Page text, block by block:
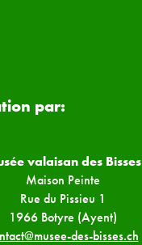
par:
valaisan des Bisses
Maison Peinte
Rue du Pissieu 1
1966 Botyre (Ayent)
des-bisses.ch